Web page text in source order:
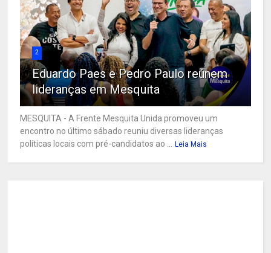
2
Eduardo Paes e Pedro Paulo reúnem
lideranças em Mesquita
MESQUITA - A Frente Mesquita Unida promoveu um
encontro no último sábado reuniu diversas lideranças
políticas locais com pré-candidatos ao ...
Leia Mais